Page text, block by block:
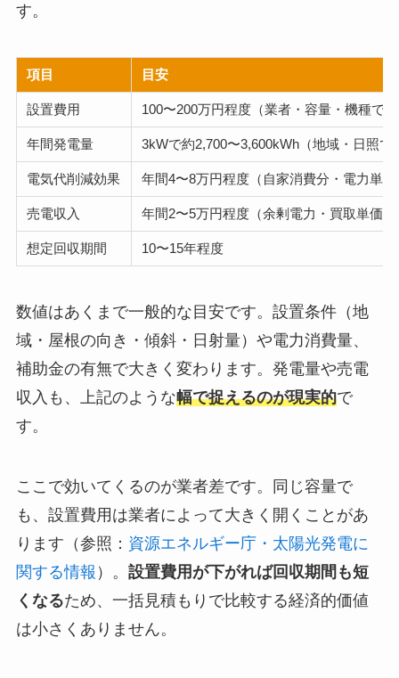
す。
項目 目安
設置費用 100〜200万円程度（業者・容量・機種で
年間発電量 3kWで約2,700〜3,600kWh（地域・日照で
電気代削減効果 年間4〜8万円程度（自家消費分・電力単
売電収入 年間2〜5万円程度（余剰電力・買取単価
想定回収期間 10〜15年程度
数値はあくまで一般的な目安です。設置条件（地
域・屋根の向き・傾斜・日射量）や電力消費量、
補助金の有無で大きく変わります。発電量や売電
収入も、上記のような幅で捉えるのが現実的で
す。
ここで効いてくるのが業者差です。同じ容量で
も、設置費用は業者によって大きく開くことがあ
ります（参照： 資源エネルギー庁・太陽光発電に
関する情報 ）。 設置費用が下がれば回収期間も短
くなるため、一括見積もりで比較する経済的価値
は小さくありません。